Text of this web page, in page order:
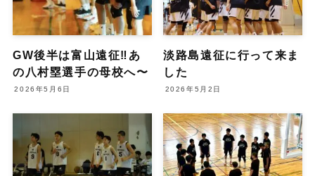
GW後半は富山遠征‼️あ
の八村塁選手の母校へ〜
2026年5月6日
淡路島遠征に行って来ま
した
2026年5月2日